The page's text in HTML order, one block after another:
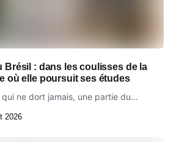
Brésil : dans les coulisses de la
où elle poursuit ses études
qui ne dort jamais, une partie du...
2026